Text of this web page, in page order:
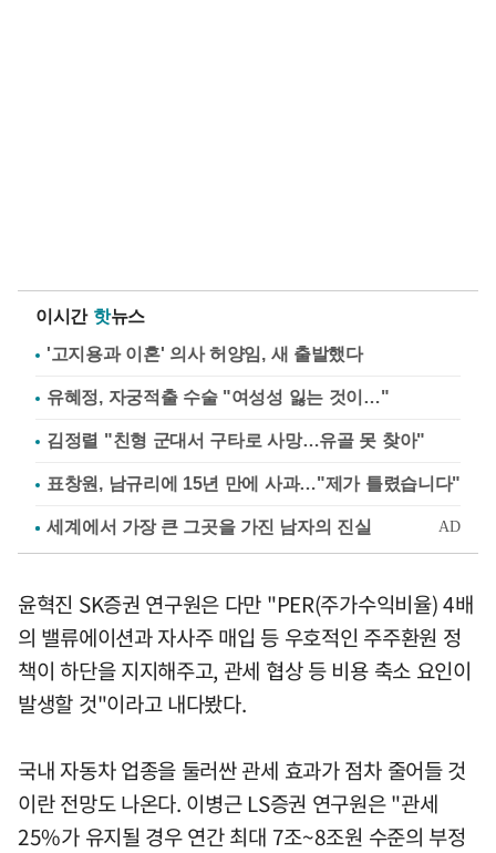
이시간 핫뉴스
'고지용과 이혼' 의사 허양임, 새 출발했다
유혜정, 자궁적출 수술 "여성성 잃는 것이…"
김정렬 "친형 군대서 구타로 사망…유골 못 찾아"
표창원, 남규리에 15년 만에 사과…"제가 틀렸습니다"
윤혁진 SK증권 연구원은 다만 "PER(주가수익비율) 4배
의 밸류에이션과 자사주 매입 등 우호적인 주주환원 정
책이 하단을 지지해주고, 관세 협상 등 비용 축소 요인이
발생할 것"이라고 내다봤다.
국내 자동차 업종을 둘러싼 관세 효과가 점차 줄어들 것
이란 전망도 나온다. 이병근 LS증권 연구원은 "관세
25%가 유지될 경우 연간 최대 7조~8조원 수준의 부정